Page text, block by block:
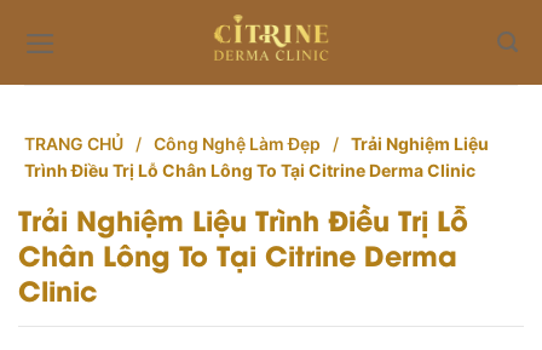
content
TRANG CHỦ / Công Nghệ Làm Đẹp / Trải Nghiệm Liệu
Trình Điều Trị Lỗ Chân Lông To Tại Citrine Derma Clinic
Trải Nghiệm Liệu Trình Điều Trị Lỗ
Chân Lông To Tại Citrine Derma
Clinic